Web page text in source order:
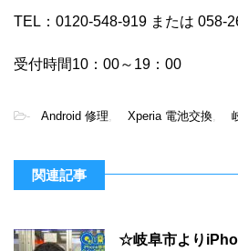
TEL：0120-548-919 または 058-
受付時間10：00～19：00
- Android 修理 Xperia 電池交換
関連記事
☆岐阜市より